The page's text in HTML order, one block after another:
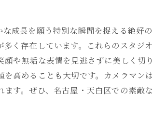
成長を願う特別な瞬間を捉える絶好
く存在しています。これらのスタジ
や無垢な表情を見逃さずに美しく切
高めることも大切です。カメラマン
す。ぜひ、名古屋・天白区での素敵